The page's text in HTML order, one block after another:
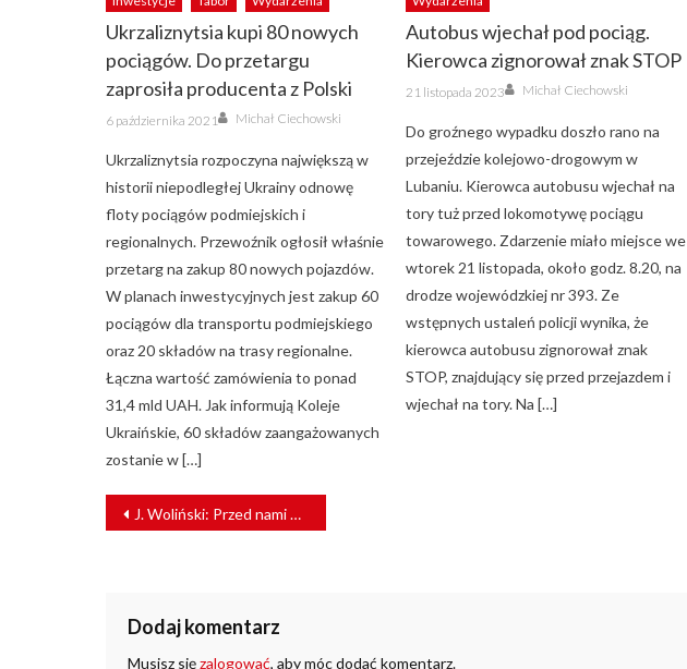
Ukrzaliznytsia kupi 80 nowych
pociągów. Do przetargu
zaprosiła producenta z Polski
Posted
on
6 października 2021 Author
Michał Ciechowski
Ukrzaliznytsia rozpoczyna największą w
historii niepodległej Ukrainy odnowę
floty pociągów podmiejskich i
regionalnych. Przewoźnik ogłosił właśnie
przetarg na zakup 80 nowych pojazdów.
W planach inwestycyjnych jest zakup 60
pociągów dla transportu podmiejskiego
oraz 20 składów na trasy regionalne.
Łączna wartość zamówienia to ponad
31,4 mld UAH. Jak informują Koleje
Ukraińskie, 60 składów zaangażowanych
zostanie w […]
Autobus wjechał pod pociąg.
Kierowca zignorował znak STOP
Posted
on
21 listopada 2023 Author
Michał Ciechowski
Do groźnego wypadku doszło rano na
przejeździe kolejowo-drogowym w
Lubaniu. Kierowca autobusu wjechał na
tory tuż przed lokomotywę pociągu
towarowego. Zdarzenie miało miejsce we
wtorek 21 listopada, około godz. 8.20, na
drodze wojewódzkiej nr 393. Ze
wstępnych ustaleń policji wynika, że
kierowca autobusu zignorował znak
STOP, znajdujący się przed przejazdem i
wjechał na tory. Na […]
NAWIGACJA
WPISU
J. Woliński: Przed nami długofalowy wzrost [WYWIAD]
Dodaj komentarz
Musisz sięzalogować, aby móc dodać komentarz.